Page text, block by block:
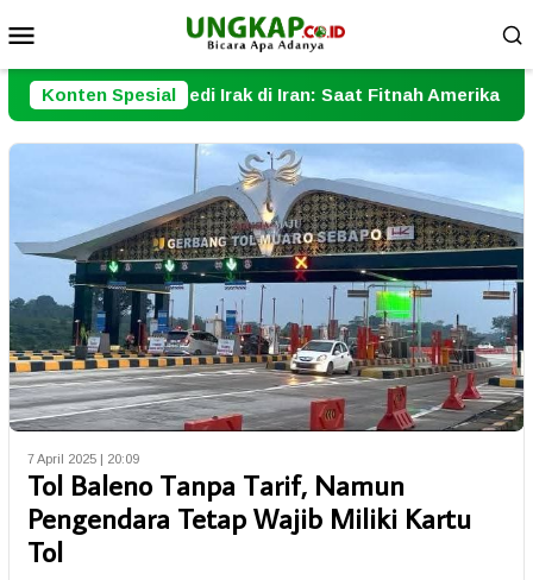
ke
kontenMobile
Konten Spesial
Irak di Iran: Saat Fitnah Amerika Dijadikan Alasan
7 April 2025 | 20:09
Tol Baleno Tanpa Tarif, Namun
Pengendara Tetap Wajib Miliki Kartu
Tol